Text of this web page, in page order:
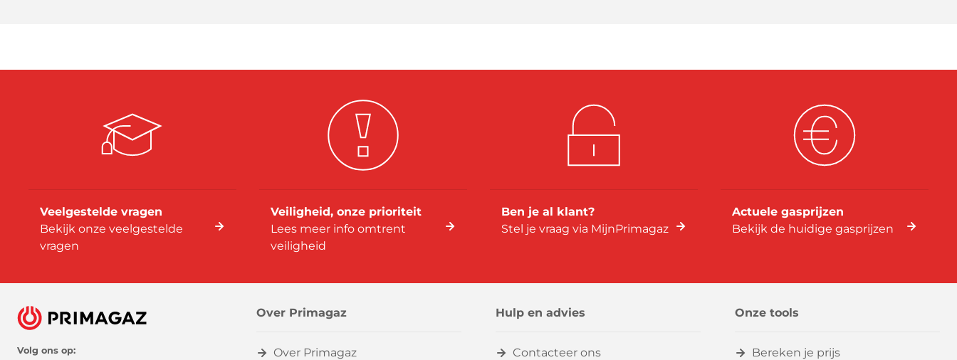
Veelgestelde vragen
Bekijk onze veelgestelde
vragen
Veiligheid, onze prioriteit
Lees meer info omtrent
veiligheid
Ben je al klant?
Stel je vraag via MijnPrimagaz
Actuele gasprijzen
Bekijk de huidige gasprijzen
Volg ons op:
Over Primagaz
Over Primagaz
Hulp en advies
Contacteer ons
Onze tools
Bereken je prijs